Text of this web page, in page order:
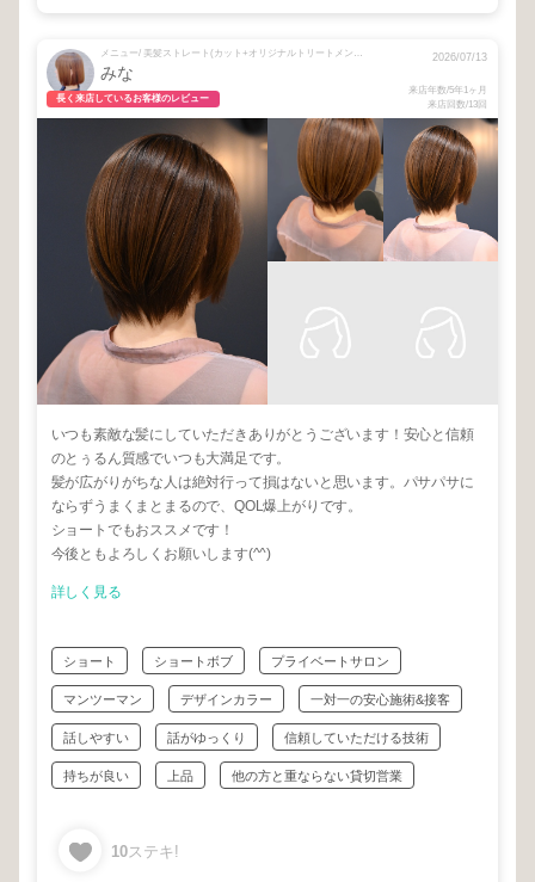
メニュー/ 美髪ストレート(カット+オリジナルトリートメント込)
みな
長く来店しているお客様のレビュー
2026/07/13
来店年数/5年1ヶ月
来店回数/13回
いつも素敵な髪にしていただきありがとうございます！安心と信頼
のとぅるん質感でいつも大満足です。
髪が広がりがちな人は絶対行って損はないと思います。パサパサに
ならずうまくまとまるので、QOL爆上がりです。
ショートでもおススメです！
今後ともよろしくお願いします(^^)
詳しく見る
ショート ショートボブ プライベートサロン
マンツーマン デザインカラー 一対一の安心施術&接客
話しやすい 話がゆっくり 信頼していただける技術
持ちが良い 上品 他の方と重ならない貸切営業
10ステキ!